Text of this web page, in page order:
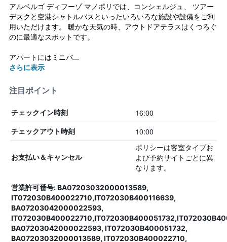
アルベルゴ ディフーゾ マノポリでは、コンシェルジュ、 ツアー
デスクと空港シャトルバスといったいろいろな施設や設備をご利
用いただけます。 暖かな天気の時、アウトドアテラスはくつろぐ
のに最適なスポットです。
アパートにはミニバ...
さらに表示
注目ポイント
チェックイン時刻 16:00
チェックアウト時刻 10:00
お支払い＆キャンセル
ポリシーは客室タイプお
よび予約サイトごとに異
なります。
営業許可番号: BA07203032000013589,
IT072030B400022710,IT072030B400116639,
BA07203042000022593,
BA07203042000022593, IT072030B400051732,
BA07203032000013589, IT072030B400022710,